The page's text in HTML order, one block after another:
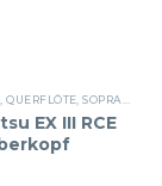
,QUERFLÖTE ,SOPRAN
EX III RCE